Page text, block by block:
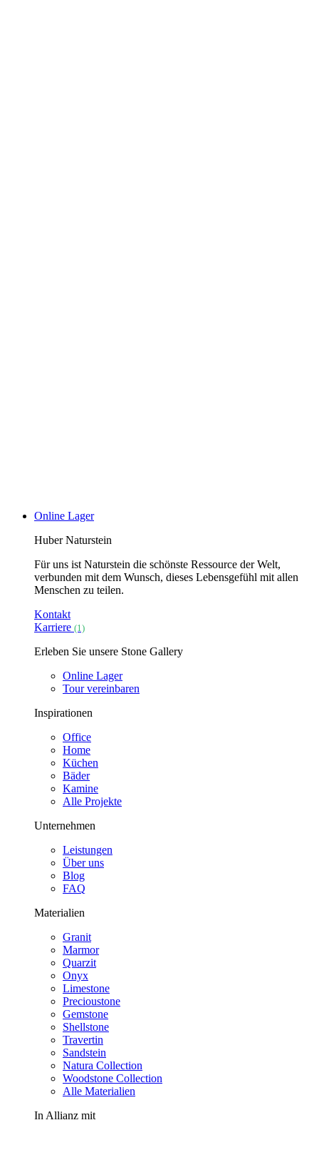
Online Lager
Huber Naturstein
Für uns ist Naturstein die schönste Ressource der Welt,
verbunden mit dem Wunsch, dieses Lebensgefühl mit allen
Menschen zu teilen.
Kontakt
Karriere (1)
Erleben Sie unsere Stone Gallery
Online Lager
Tour vereinbaren
Inspirationen
Office
Home
Küchen
Bäder
Kamine
Alle Projekte
Unternehmen
Leistungen
Über uns
Blog
FAQ
Materialien
Granit
Marmor
Quarzit
Onyx
Limestone
Precioustone
Gemstone
Shellstone
Travertin
Sandstein
Natura Collection
Woodstone Collection
Alle Materialien
In Allianz mit